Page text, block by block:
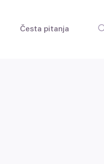
Česta pitanja